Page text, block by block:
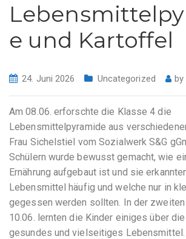
e und Kartoffel
24. Juni 2026 Uncategorized by
Am 08.06. erforschte die Klasse 4 die
Lebensmittelpyramide aus
Frau Sichelstiel vom Sozialwerk S&G
Schülern wurde bewusst gemacht, wie
Ernährung aufgebaut ist und sie
Lebensmittel häufig und welche nur in
gegessen werden sollten. In der zweiten
10.06. lernten die Kinder einiges über
gesundes und vielseitiges